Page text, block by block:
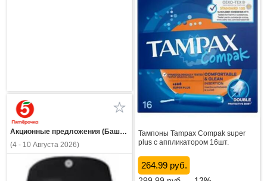
Тампоны Tampax Compak super
plus с аппликатором 16шт.
264.99 руб.
Акционные предложения (Башкортостан)
(4 - 10 Августа 2026)